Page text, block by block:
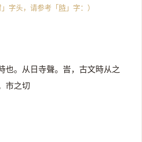
」字头，请参考「時 」字：）
也。从日寺聲。旹，古文時从之
市之切